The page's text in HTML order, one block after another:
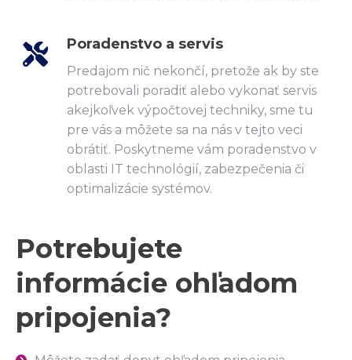
Poradenstvo a servis
Predajom nič nekončí, pretože ak by ste
potrebovali poradiť alebo vykonať servis
akejkoľvek výpočtovej techniky, sme tu
pre vás a môžete sa na nás v tejto veci
obrátiť. Poskytneme vám poradenstvo v
oblasti IT technológií, zabezpečenia či
optimalizácie systémov.
Potrebujete
informácie ohľadom
pripojenia?